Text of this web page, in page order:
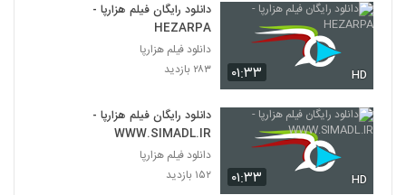
۰۱:۳۳ HD
دانلود رایگان فیلم هزارپا -
HEZARPA
دانلود فیلم هزارپا
۲۸۳ بازدید
۰۱:۳۳ HD
دانلود رایگان فیلم هزارپا -
WWW.SIMADL.IR
دانلود فیلم هزارپا
۱۵۲ بازدید